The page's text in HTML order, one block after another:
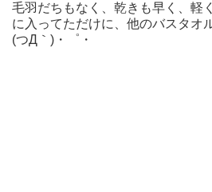
毛羽だちもなく、乾きも早く、軽
に入ってただけに、他のバスタオ
(つД｀)・゜・